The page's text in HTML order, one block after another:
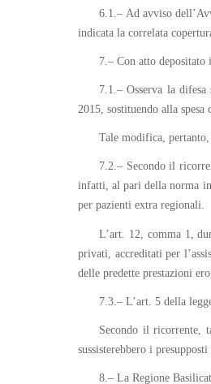
6.1.– Ad avviso
indicata la correlata
7.– Con atto
7.1.– Osserva la
2015, sostituendo alla
Tale modifica,
7.2.– Secondo il
infatti, al pari della norma
per pazienti extra regionali.
L’art. 12, comma 1,
privati, accreditati per
delle predette prestazioni
7.3.– L’art. 5 della
Secondo il ricorrente,
sussisterebbero i
8.– La Regione